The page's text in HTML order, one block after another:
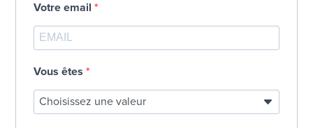
Votre email
Vous êtes